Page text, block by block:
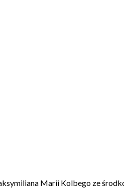
Marii Kolbego ze